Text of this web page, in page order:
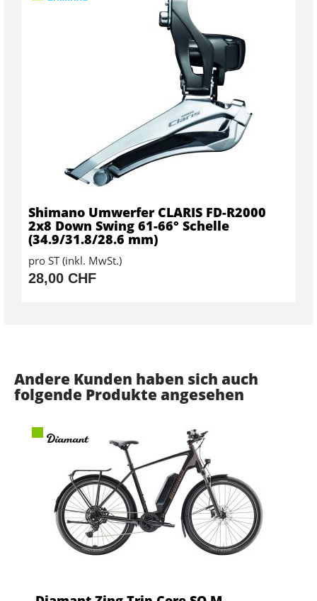
Shimano Umwerfer CLARIS FD-R2000
2x8 Down Swing 61-66° Schelle
(34.9/31.8/28.6 mm)
pro ST (inkl. MwSt.)
28,00 CHF
Andere Kunden haben sich auch
folgende Produkte angesehen